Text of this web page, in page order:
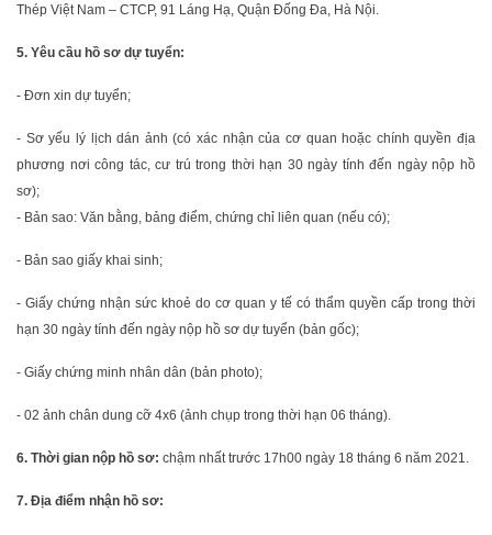
Thép Việt Nam – CTCP, 91 Láng Hạ, Quận Đống Đa, Hà Nội.
5. Yêu cầu hồ sơ dự tuyển:
- Đơn xin dự tuyển;
- Sơ yếu lý lịch dán ảnh (có xác nhận của cơ quan hoặc chính quyền địa
phương nơi công tác, cư trú trong thời hạn 30 ngày tính đến ngày nộp hồ
sơ);
- Bản sao: Văn bằng, bảng điểm, chứng chỉ liên quan (nếu có);
- Bản sao giấy khai sinh;
- Giấy chứng nhận sức khoẻ do cơ quan y tế có thẩm quyền cấp trong thời
hạn 30 ngày tính đến ngày nộp hồ sơ dự tuyển (bản gốc);
- Giấy chứng minh nhân dân (bản photo);
- 02 ảnh chân dung cỡ 4x6 (ảnh chụp trong thời hạn 06 tháng).
6. Thời gian nộp hồ sơ: chậm nhất trước 17h00 ngày 18 tháng 6 năm 2021.
7. Địa điểm nhận hồ sơ: